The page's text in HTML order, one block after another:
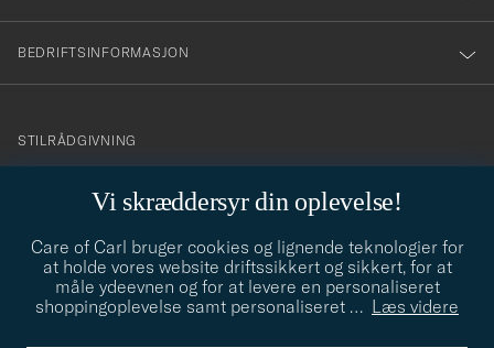
Vi skræddersyr din oplevelse!
Care of Carl bruger cookies og lignende teknologier for
at holde vores website driftssikkert og sikkert, for at
måle ydeevnen og for at levere en personaliseret
shoppingoplevelse samt personaliseret … Læs videre
BEDRIFTSINFORMASJON
info@careofcarl.no
STILRÅDGIVNING
STILRÅDGIVNING